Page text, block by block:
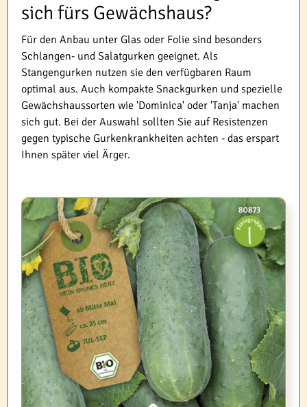
sich fürs Gewächshaus?
Für den Anbau unter Glas oder Folie sind besonders
Schlangen- und Salatgurken geeignet. Als
Stangengurken nutzen sie den verfügbaren Raum
optimal aus. Auch kompakte Snackgurken und spezielle
Gewächshaussorten wie 'Dominica' oder 'Tanja' machen
sich gut. Bei der Auswahl sollten Sie auf Resistenzen
gegen typische Gurkenkrankheiten achten - das erspart
Ihnen später viel Ärger.